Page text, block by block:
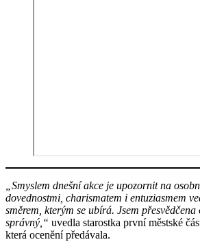
„Smyslem dnešní akce je upozornit na
dovednostmi, charismatem i entuziasmem
směrem, kterým se ubírá. Jsem
správný,“ uvedla starostka první městské
která ocenění předávala.